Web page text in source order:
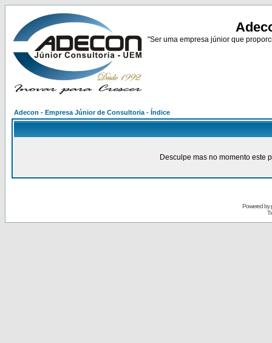
"Ser uma empresa júnior que
Adecon - Empresa Júnior de Consultoria - Índice
Desculpe mas no momento este
Powered by